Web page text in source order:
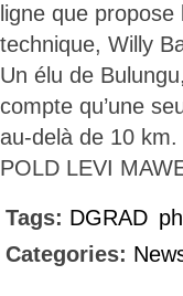
ligne que
technique, Willy
Un élu de
compte qu’une
au-delà de 10
POLD LEVI
Tags: DGRAD
Categories: